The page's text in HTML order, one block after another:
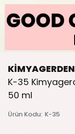
K-35
50 ml
Ürün Kodu: K-35